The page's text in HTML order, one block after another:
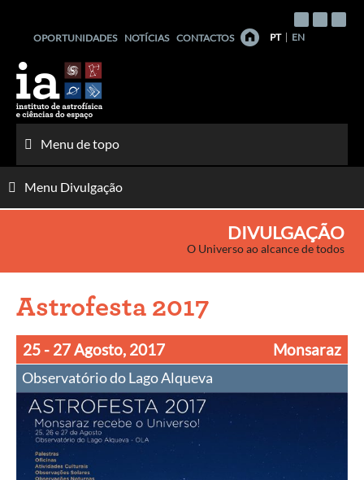
conteúdo
OPORTUNIDADES NOTÍCIAS CONTACTOS PT EN
Menu de topo
Menu Divulgação
DIVULGAÇÃO
O Universo ao alcance de todos
Astrofesta 2017
25 - 27 Agosto, 2017 Monsaraz
Observatório do Lago Alqueva